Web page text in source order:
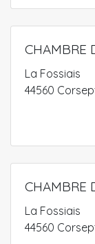
CHAMBRE
La Fossiais
44560
CHAMBRE
La Fossiais
44560